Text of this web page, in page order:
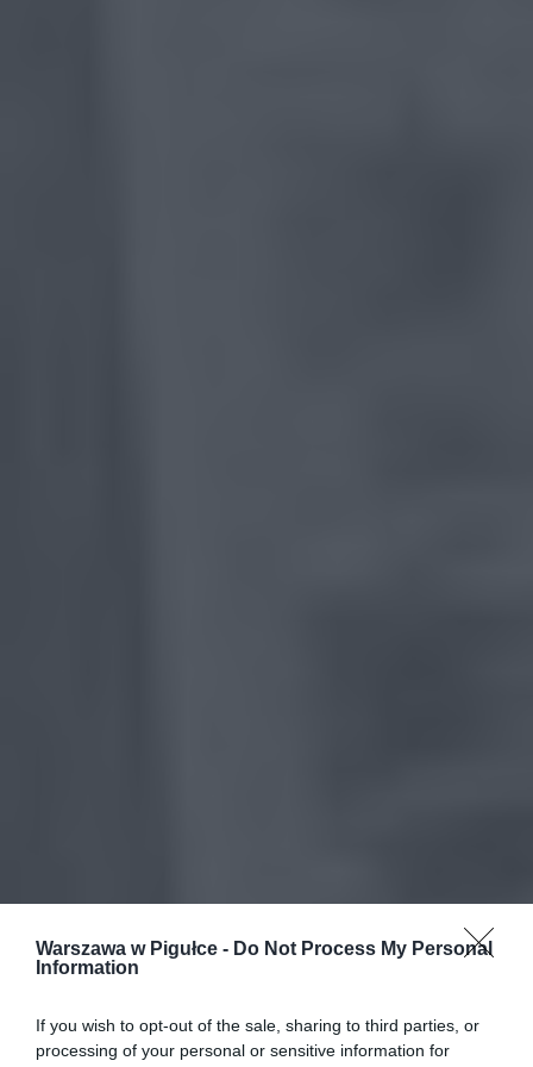
Warszawa w Pigułce - Do Not Process My Personal
Information
If you wish to opt-out of the sale, sharing to third parties, or
processing of your personal or sensitive information for